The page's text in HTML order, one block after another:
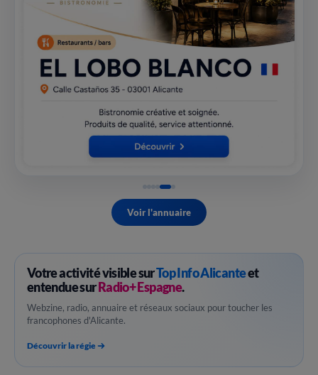
Voir l'annuaire
Votre activité visible surTop Info Alicanteet
entendue surRadio+ Espagne.
Webzine, radio, annuaire et réseaux sociaux pour toucher les
francophones d'Alicante.
Découvrir la régie